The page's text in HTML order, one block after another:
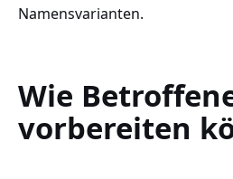
Namensvarianten.
Wie
vorbereiten